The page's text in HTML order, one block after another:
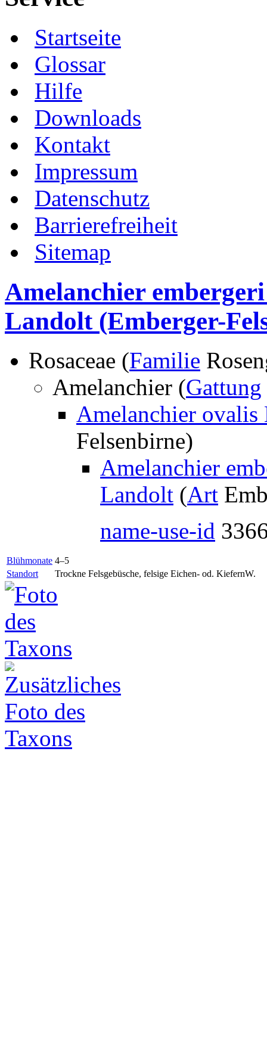
Startseite
Glossar
Hilfe
Downloads
Kontakt
Impressum
Datenschutz
Barrierefreiheit
Sitemap
Amelanchier
Landolt(Emberger-
Rosaceae (Familie
Amelanchier (Gattung
Amelanchier
Felsenbirne)
Amelanchier
Landolt (Art
name-use-id
Blühmonate 4–5
Standort
Trockne Felsgebüsche, felsige Eichen- od. KiefernW.